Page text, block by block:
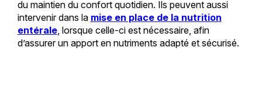
du maintien du confort quotidien. Ils peuvent aussi
intervenir dans la mise en place de la nutrition
entérale, lorsque celle-ci est nécessaire, afin
d’assurer un apport en nutriments adapté et sécurisé.